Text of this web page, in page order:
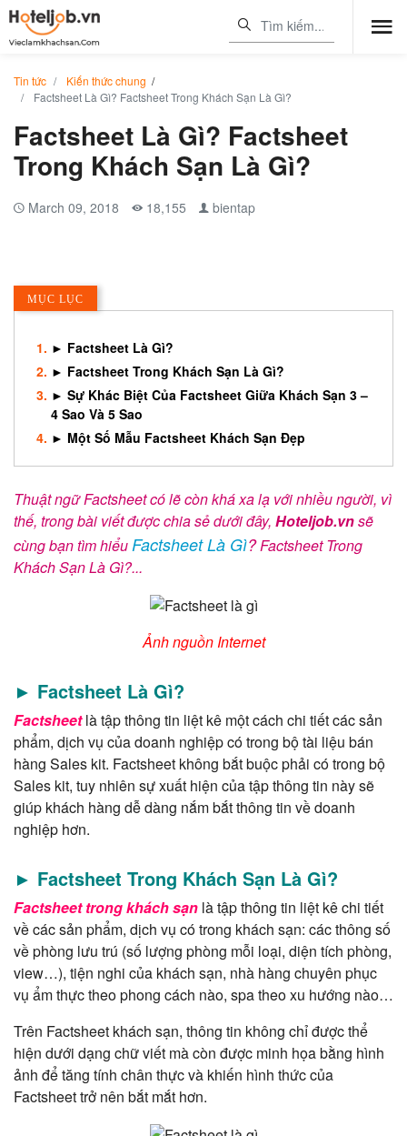
Tin tức Kiến thức chung /
Factsheet Là Gì? Factsheet Trong Khách Sạn Là Gì?
Factsheet Là Gì? Factsheet
Trong Khách Sạn Là Gì?
March 09, 2018 18,155 bientap
MỤC LỤC
► Factsheet Là Gì?
► Factsheet Trong Khách Sạn Là Gì?
► Sự Khác Biệt Của Factsheet Giữa Khách Sạn 3 –
4 Sao Và 5 Sao
► Một Số Mẫu Factsheet Khách Sạn Đẹp
Thuật ngữ Factsheet có lẽ còn khá xa lạ với nhiều người, vì
thế, trong bài viết được chia sẻ dưới đây, Hoteljob.vnsẽ
cùng bạn tìm hiểuFactsheet Là Gì?Factsheet Trong
Khách Sạn Là Gì?...
Ảnh nguồn Internet
► Factsheet Là Gì?
Factsheetlà tập thông tin liệt kê một cách chi tiết các sản
phẩm, dịch vụ của doanh nghiệp có trong bộ tài liệu bán
hàng Sales kit. Factsheet không bắt buộc phải có trong bộ
Sales kit, tuy nhiên sự xuất hiện của tập thông tin này sẽ
giúp khách hàng dễ dàng nắm bắt thông tin về doanh
nghiệp hơn.
► Factsheet Trong Khách Sạn Là Gì?
Factsheet trong khách sạn là tập thông tin liệt kê chi tiết
về các sản phẩm, dịch vụ có trong khách sạn: các thông số
về phòng lưu trú (số lượng phòng mỗi loại, diện tích phòng,
view…), tiện nghi của khách sạn, nhà hàng chuyên phục
vụ ẩm thực theo phong cách nào, spa theo xu hướng nào…
Trên Factsheet khách sạn, thông tin không chỉ được thể
hiện dưới dạng chữ viết mà còn được minh họa bằng hình
ảnh để tăng tính chân thực và khiến hình thức của
Factsheet trở nên bắt mắt hơn.